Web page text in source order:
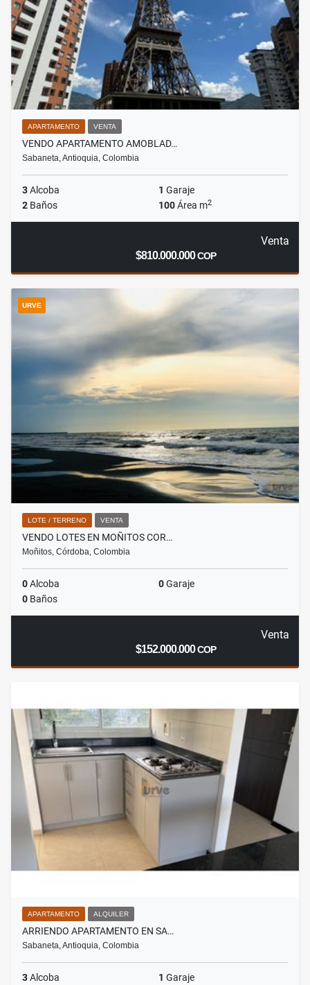
APARTAMENTO VENTA
VENDO APARTAMENTO AMOBLAD…
Sabaneta, Antioquia, Colombia
3Alcoba 1 Garaje
2 Baños 100Área m2
Venta
$810.000.000COP
URVE
LOTE / TERRENO VENTA
VENDO LOTES EN MOÑITOS COR…
Moñitos, Córdoba, Colombia
0Alcoba 0Garaje
0 Baños
Venta
$152.000.000COP
APARTAMENTO ALQUILER
ARRIENDO APARTAMENTO EN SA…
Sabaneta, Antioquia, Colombia
3Alcoba 1 Garaje